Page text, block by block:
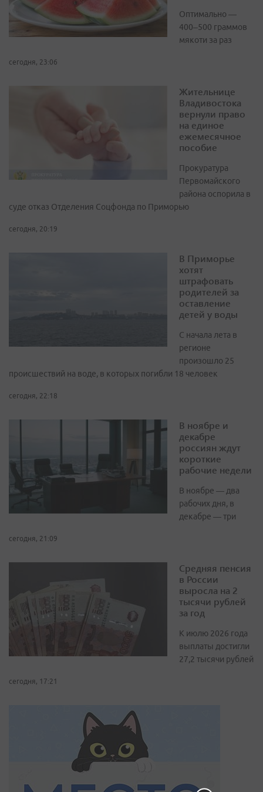
Оптимально —
400–500 граммов
мякоти за раз
сегодня, 23:06
Жительнице
Владивостока
вернули право
на единое
ежемесячное
пособие
Прокуратура
Первомайского
района оспорила в
суде отказ Отделения Соцфонда по Приморью
сегодня, 20:19
В Приморье
хотят
штрафовать
родителей за
оставление
детей у воды
С начала лета в
регионе
произошло 25
происшествий на воде, в которых погибли 18 человек
сегодня, 22:18
В ноябре и
декабре
россиян ждут
короткие
рабочие недели
В ноябре — два
рабочих дня, в
декабре — три
сегодня, 21:09
Средняя пенсия
в России
выросла на 2
тысячи рублей
за год
К июлю 2026 года
выплаты достигли
27,2 тысячи рублей
сегодня, 17:21